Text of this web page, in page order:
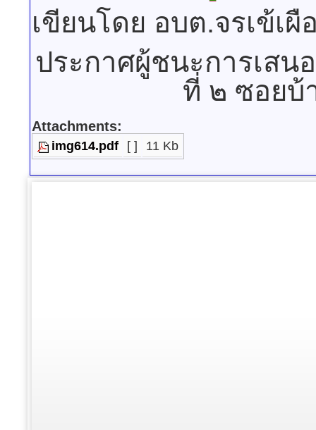
เขียนโดย อบต.จรเข้เผื
ประกาศผู้ชนะการเสน
ที่ ๒ ซอยบ้
Attachments:
img614.pdf [ ] 11 Kb